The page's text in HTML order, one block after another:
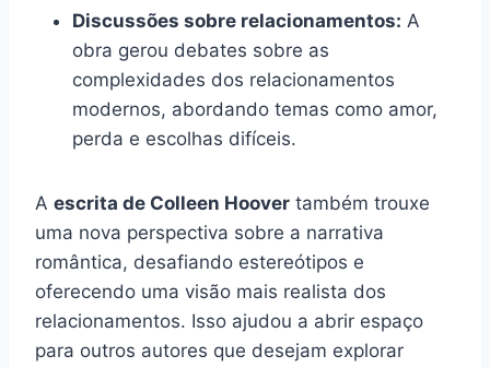
Discussões sobre relacionamentos: A
obra gerou debates sobre as
complexidades dos relacionamentos
modernos, abordando temas como amor,
perda e escolhas difíceis.
A escrita de Colleen Hoover também trouxe
uma nova perspectiva sobre a narrativa
romântica, desafiando estereótipos e
oferecendo uma visão mais realista dos
relacionamentos. Isso ajudou a abrir espaço
para outros autores que desejam explorar